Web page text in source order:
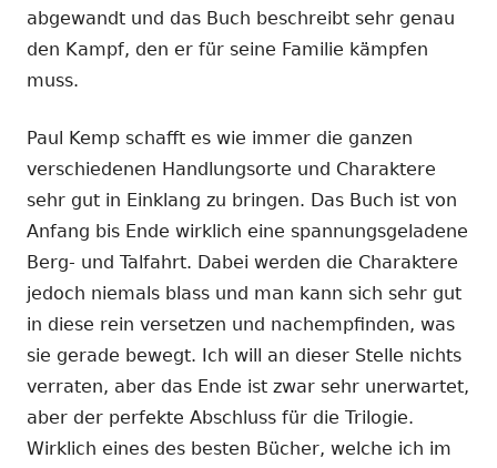
abgewandt und das Buch beschreibt sehr genau
den Kampf, den er für seine Familie kämpfen
muss.
Paul Kemp schafft es wie immer die ganzen
verschiedenen Handlungsorte und Charaktere
sehr gut in Einklang zu bringen. Das Buch ist von
Anfang bis Ende wirklich eine spannungsgeladene
Berg- und Talfahrt. Dabei werden die Charaktere
jedoch niemals blass und man kann sich sehr gut
in diese rein versetzen und nachempfinden, was
sie gerade bewegt. Ich will an dieser Stelle nichts
verraten, aber das Ende ist zwar sehr unerwartet,
aber der perfekte Abschluss für die Trilogie.
Wirklich eines des besten Bücher, welche ich im